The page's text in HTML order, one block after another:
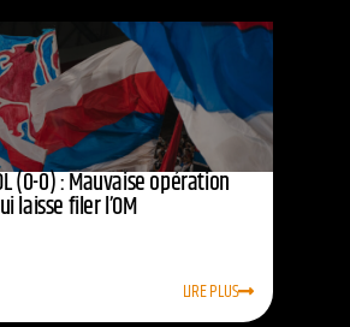
(0-0) : Mauvaise opération
laisse filer l’OM
LIRE PLUS